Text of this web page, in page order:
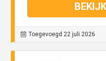
Toegevoegd 22 juli 2026